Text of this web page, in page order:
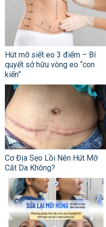
Hút mỡ siết eo 3 điểm – Bí
quyết sở hữu vòng eo “con
kiến”
Cơ Địa Sẹo Lồi Nên Hút Mỡ
Cắt Da Không?